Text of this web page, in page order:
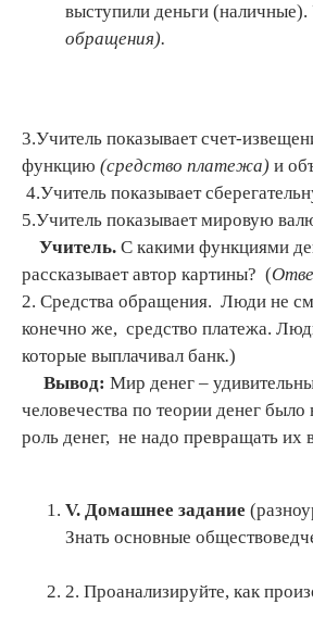
выступили деньги
обращения).
3.Учитель показывает счет-
функцию (средство платежа) и
4.Учитель показывает
5.Учитель показывает мировую
Учитель. С какими функциями
рассказывает автор картины? (
2. Средства обращения. Люди не
конечно же, средство платежа.
которые выплачивал банк.)
Вывод: Мир денег –
человечества по теории денег
роль денег, не надо превращать
V. Домашнее задание
Знать основные
2. Проанализируйте, как